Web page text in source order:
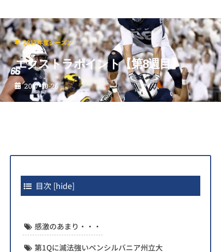
2017年度シーズン
エクストラポイント【第8週目】
2017-10-26
目次 [hide]
感激のあまり・・・
第1Qに滅法強いペンシルバニア州立大